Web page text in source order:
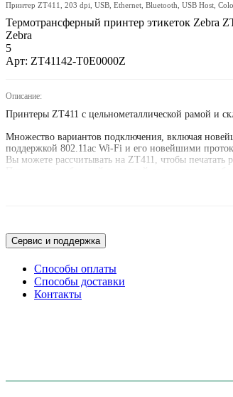
Принтер ZT411, 203 dpi, USB, Ethernet, Bluetooth, USB Host,
Термотрансферный принтер этикеток Zebra
Zebra
5
Арт: ZT41142-T0E0000Z
Описание:
Принтеры ZT411 с цельнометаллической рамой и
Множество вариантов подключения, включая
поддержкой 802.11ac Wi-Fi и его новейшими
Вы можете рассчитывать на ZT411, чтобы печатать
Эти принтеры сконструированы с использованием
Сервис и поддержка
Способы оплаты
Способы доставки
Контакты